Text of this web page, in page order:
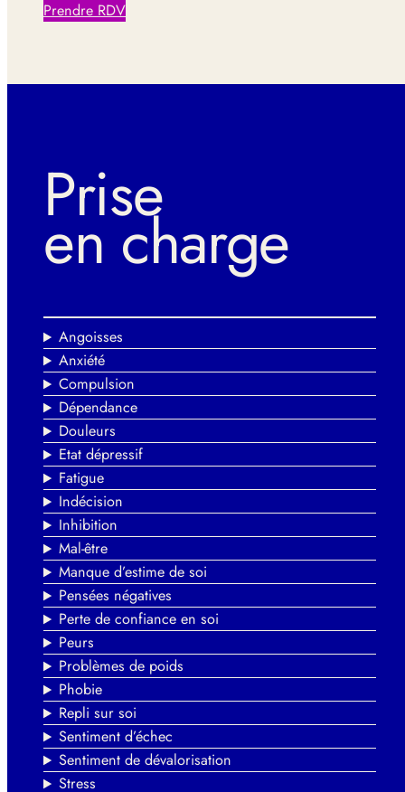
Prendre RDV
Prise
en charge
Angoisses
Anxiété
Compulsion
Dépendance
Douleurs
Etat dépressif
Fatigue
Indécision
Inhibition
Mal-être
Manque d’estime de soi
Pensées négatives
Perte de confiance en soi
Peurs
Problèmes de poids
Phobie
Repli sur soi
Sentiment d’échec
Sentiment de dévalorisation
Stress